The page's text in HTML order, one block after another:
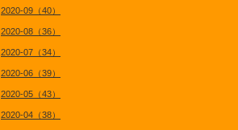
2020-09（40）
2020-08（36）
2020-07（34）
2020-06（39）
2020-05（43）
2020-04（38）